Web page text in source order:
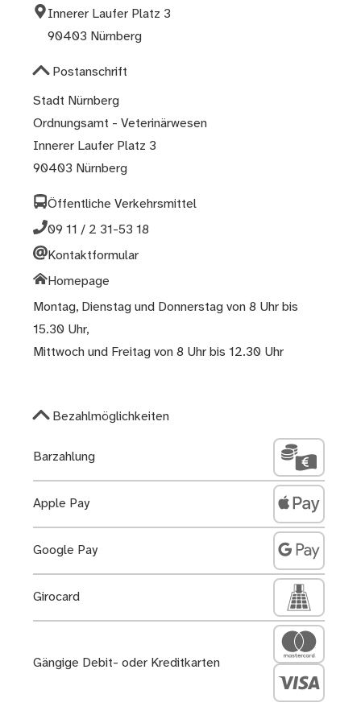
Innerer Laufer Platz 3
90403 Nürnberg
Postanschrift
Stadt Nürnberg
Ordnungsamt - Veterinärwesen
Innerer Laufer Platz 3
90403 Nürnberg
Öffentliche Verkehrsmittel
09 11 / 2 31-53 18
Kontaktformular
Homepage
Montag, Dienstag und Donnerstag von 8 Uhr bis
15.30 Uhr,
Mittwoch und Freitag von 8 Uhr bis 12.30 Uhr
Bezahlmöglichkeiten
Barzahlung
Apple Pay
Google Pay
Girocard
Gängige Debit- oder Kreditkarten